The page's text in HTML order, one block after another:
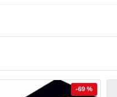
-69 %